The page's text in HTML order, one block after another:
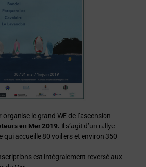
organise le grand WE de l’ascension
en Mer 2019. Il s’agit d’un rallye
qui accueille 80 voiliers et environ 350
est intégralement reversé aux